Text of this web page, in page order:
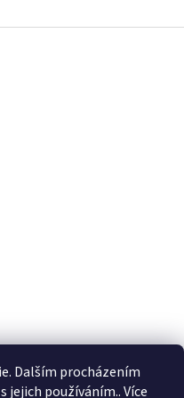
Dalším procházením
jejich používáním.. Více
229